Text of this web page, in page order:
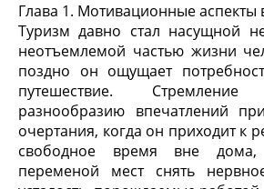
Глава 1. Мотивационные аспекты
Туризм давно стал насущной
неотъемлемой частью жизни
поздно он ощущает
путешествие.
разнообразию впечатлений
очертания, когда он приходит к
свободное время вне дома,
переменой мест снять